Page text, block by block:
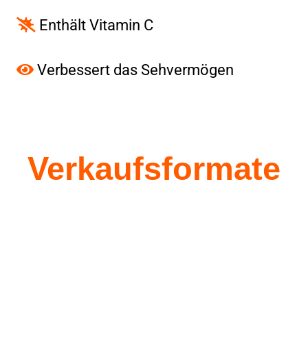
Enthält Vitamin C
Verbessert das Sehvermögen
Verkaufsformate